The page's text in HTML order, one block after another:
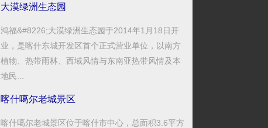
大漠绿洲生态园
鸿福&#8226;大漠绿洲生态园于2014年1月18日开
业，是喀什东城开发区首个正式营业单位，以南方
植物、热带雨林、西域风情与东南亚热带风情及本
地民...
喀什噶尔老城景区
喀什噶尔老城景区位于喀什市中心，总面积3.6平方